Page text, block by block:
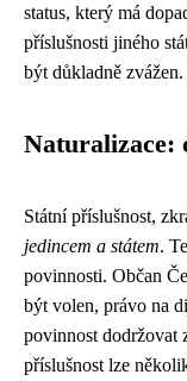
status, který má
příslušnosti jiného
být důkladně zvážen.
Naturalizace:
Státní příslušnost,
jedincem a státem.
povinnosti. Občan
být volen, právo na
povinnost dodržovat
příslušnost lze